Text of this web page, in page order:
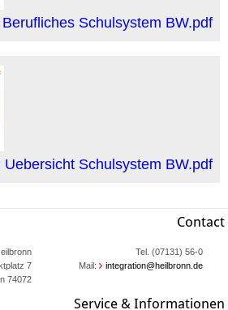
Schulsystem BW.pdf
Uebersicht Schulsystem BW.pdf
Contact
7
74072 Heilbronn
Tel. (07131) 56-0
Mail:
integration@heilbronn.de
Service & Informationen